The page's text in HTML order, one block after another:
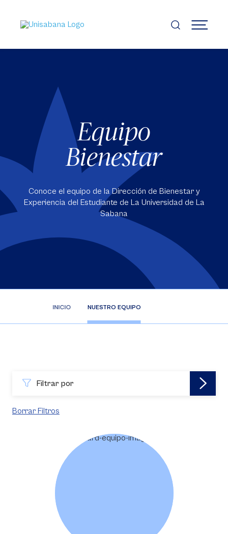
contenido
principal
MENÚ
Equipo
Bienestar
Conoce el equipo de la Dirección de Bienestar y
Experiencia del Estudiante de La Universidad de La
Sabana
INICIO NUESTRO EQUIPO
Filtrar por
Borrar Filtros